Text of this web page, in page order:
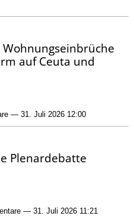
auf Ceuta und
— 31. Juli 2026 12:00
Plenardebatte
— 31. Juli 2026 11:21